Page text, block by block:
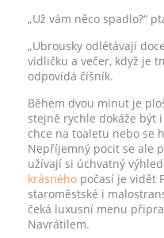
„Už vám něco spadlo?“
„Ubrousky odlétávají
vidličku a večer, když je
odpovídá číšník.
Během dvou minut je
stejně rychle dokáže být
chce na toaletu nebo se
Nepříjemný pocit se ale
užívají si úchvatný
krásného počasí je vidět
staroměstské i
čeká luxusní menu
Navrátilem.